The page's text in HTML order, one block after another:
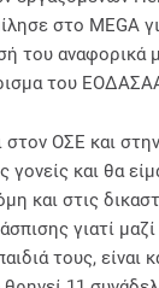
στο MEGA
του αναφορικά
του
στον ΟΣΕ και
γονείς και θα
και στις
γιατί μαζί
τους, είναι